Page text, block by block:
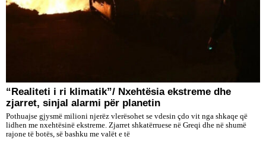
“Realiteti i ri klimatik”/ Nxehtësia ekstreme dhe
zjarret, sinjal alarmi për planetin
Pothuajse gjysmë milioni njerëz vlerësohet se vdesin çdo vit nga shkaqe që
lidhen me nxehtësinë ekstreme. Zjarret shkatërruese në Greqi dhe në shumë
rajone të botës, së bashku me valët e të